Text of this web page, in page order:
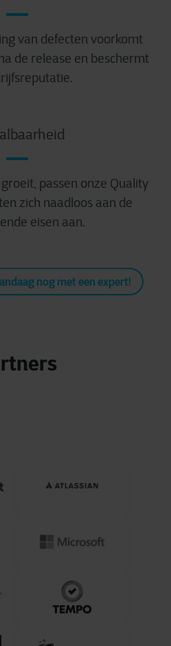
van defecten voorkomt
de release en beschermt
passen onze Quality
zich naadloos aan de
eisen aan.
nog met een expert!